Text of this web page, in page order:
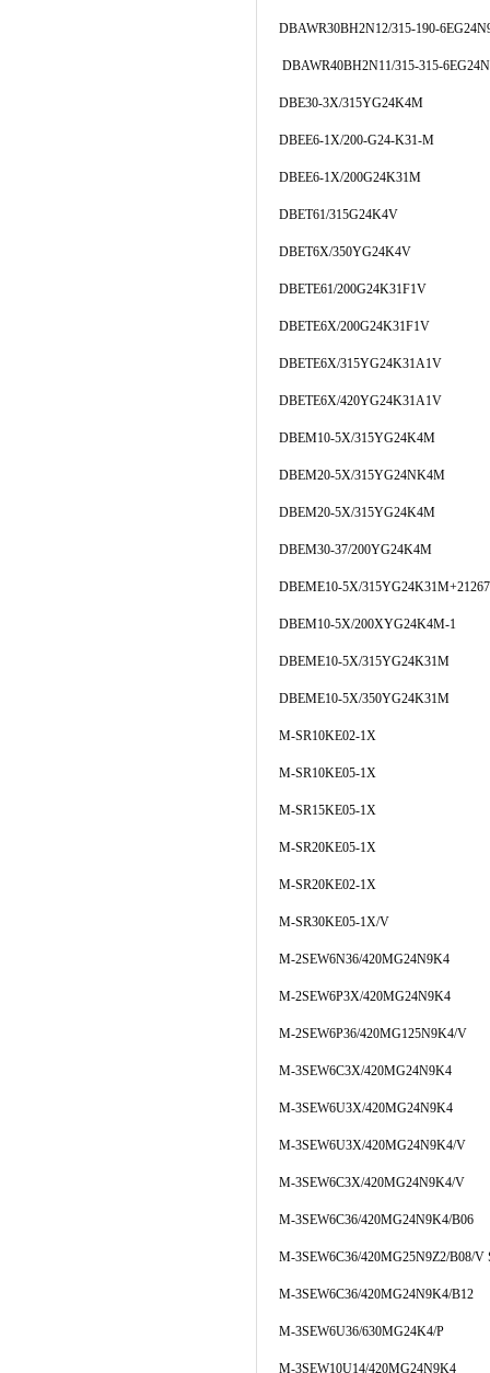
DBAWR30BH2N12/315-190-
DBAWR40BH2N11/315-315-
DBE30-3X/315YG24K4M
DBEE6-1X/200-G24-K31-M
DBEE6-1X/200G24K31M
DBET61/315G24K4V
DBET6X/350YG24K4V
DBETE61/200G24K31F1V
DBETE6X/200G24K31F1V
DBETE6X/315YG24K31A1V
DBETE6X/420YG24K31A1V
DBEM10-5X/315YG24K4M
DBEM20-5X/315YG24NK4M
DBEM20-5X/315YG24K4M
DBEM30-37/200YG24K4M
DBEME10-5X/315YG24K31M+21267
DBEM10-5X/200XYG24K4M-1
DBEME10-5X/315YG24K31M
DBEME10-5X/350YG24K31M
M-SR10KE02-1X
M-SR10KE05-1X
M-SR15KE05-1X
M-SR20KE05-1X
M-SR20KE02-1X
M-SR30KE05-1X/V
M-2SEW6N36/420MG24N9K4
M-2SEW6P3X/420MG24N9K4
M-2SEW6P36/420MG125N9K4/V
M-3SEW6C3X/420MG24N9K4
M-3SEW6U3X/420MG24N9K4
M-3SEW6U3X/420MG24N9K4/V
M-3SEW6C3X/420MG24N9K4/V
M-3SEW6C36/420MG24N9K4/B06
M-3SEW6C36/420MG25N9Z2/B08/V
M-3SEW6C36/420MG24N9K4/B12
M-3SEW6U36/630MG24K4/P
M-3SEW10U14/420MG24N9K4